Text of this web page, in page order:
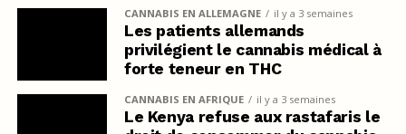
CANNABIS EN ALLEMAGNE il y a 3 semaines
Les patients allemands
privilégient le cannabis médical à
forte teneur en THC
CANNABIS EN AFRIQUE il y a 3 semaines
Le Kenya refuse aux rastafaris le